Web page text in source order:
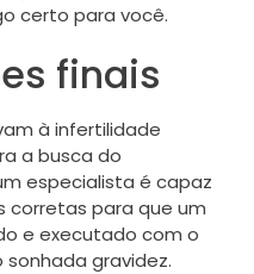
certo para você.
finais
à infertilidade
a busca do
especialista é capaz
corretas para que um
e executado com o
gravidez.